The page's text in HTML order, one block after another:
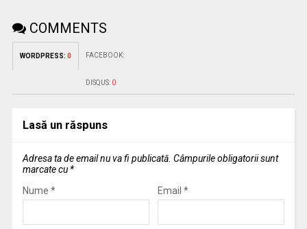
COMMENTS
WORDPRESS: 0 FACEBOOK:
DISQUS: 0
Lasă un răspuns
Adresa ta de email nu va fi publicată. Câmpurile obligatorii sunt
marcate cu *
Nume * Email *